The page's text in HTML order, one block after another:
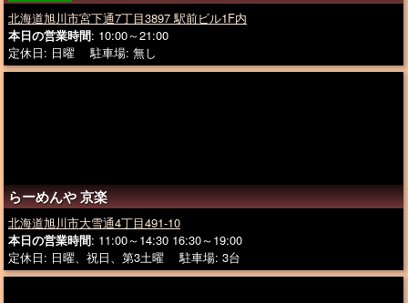
北海道旭川市宮下通7丁目3897 駅前ビル1F内
本日の営業時間: 10:00～21:00
定休日: 日曜 駐車場: 無し
らーめんや 京楽
北海道旭川市大雪通4丁目491-10
本日の営業時間: 11:00～14:30 16:30～19:00
定休日: 日曜、祝日、第3土曜 駐車場: 3台